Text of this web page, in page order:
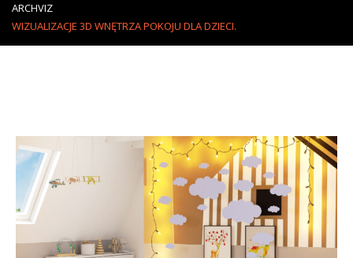
ARCHVIZ
WIZUALIZACJE 3D WNĘTRZA POKOJU DLA DZIECI.